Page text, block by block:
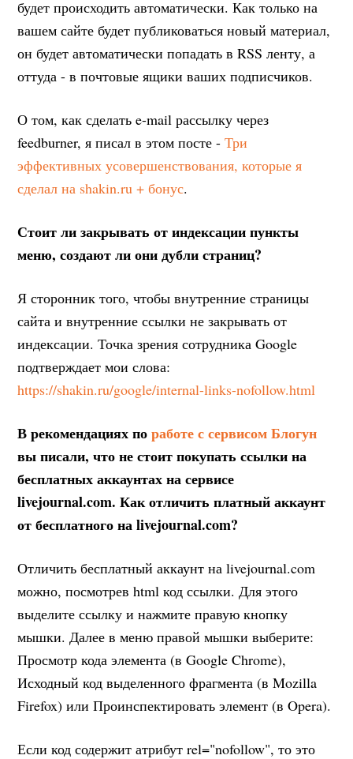
будет происходить автоматически. Как только на
вашем сайте будет публиковаться новый материал,
он будет автоматически попадать в RSS ленту, а
оттуда - в почтовые ящики ваших подписчиков.
О том, как сделать e-mail рассылку через
feedburner, я писал в этом посте -Три
эффективных усовершенствования, которые я
сделал на shakin.ru + бонус.
Стоит ли закрывать от индексации пункты
меню, создают ли они дубли страниц?
Я сторонник того, чтобы внутренние страницы
сайта и внутренние ссылки не закрывать от
индексации. Точка зрения сотрудника Google
подтверждает мои слова:
https://shakin.ru/google/internal-links-nofollow.html
В рекомендациях поработе с сервисом Блогун
вы писали, что не стоит покупать ссылки на
бесплатных аккаунтах на сервисе
livejournal.com. Как отличить платный аккаунт
от бесплатного на livejournal.com?
Отличить бесплатный аккаунт на livejournal.com
можно, посмотрев html код ссылки. Для этого
выделите ссылку и нажмите правую кнопку
мышки. Далее в меню правой мышки выберите:
Просмотр кода элемента (в Google Chrome),
Исходный код выделенного фрагмента (в Mozilla
Firefox) или Проинспектировать элемент (в Opera).
Если код содержит атрибут rel="nofollow", то это